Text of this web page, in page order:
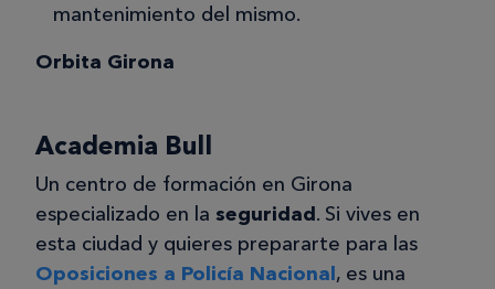
mantenimiento del mismo.
Orbita Girona
Academia Bull
Un centro de formación en Girona
especializado en la seguridad. Si vives en
esta ciudad y quieres prepararte para las
Oposiciones a Policía Nacional, es una